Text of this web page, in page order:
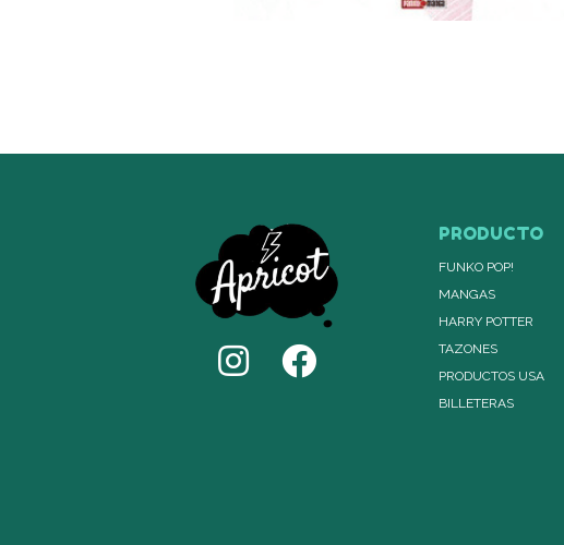
PRODUCTO
FUNKO POP!
MANGAS
HARRY POTTER
TAZONES
PRODUCTOS USA
BILLETERAS